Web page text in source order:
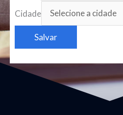
Cidade
Salvar